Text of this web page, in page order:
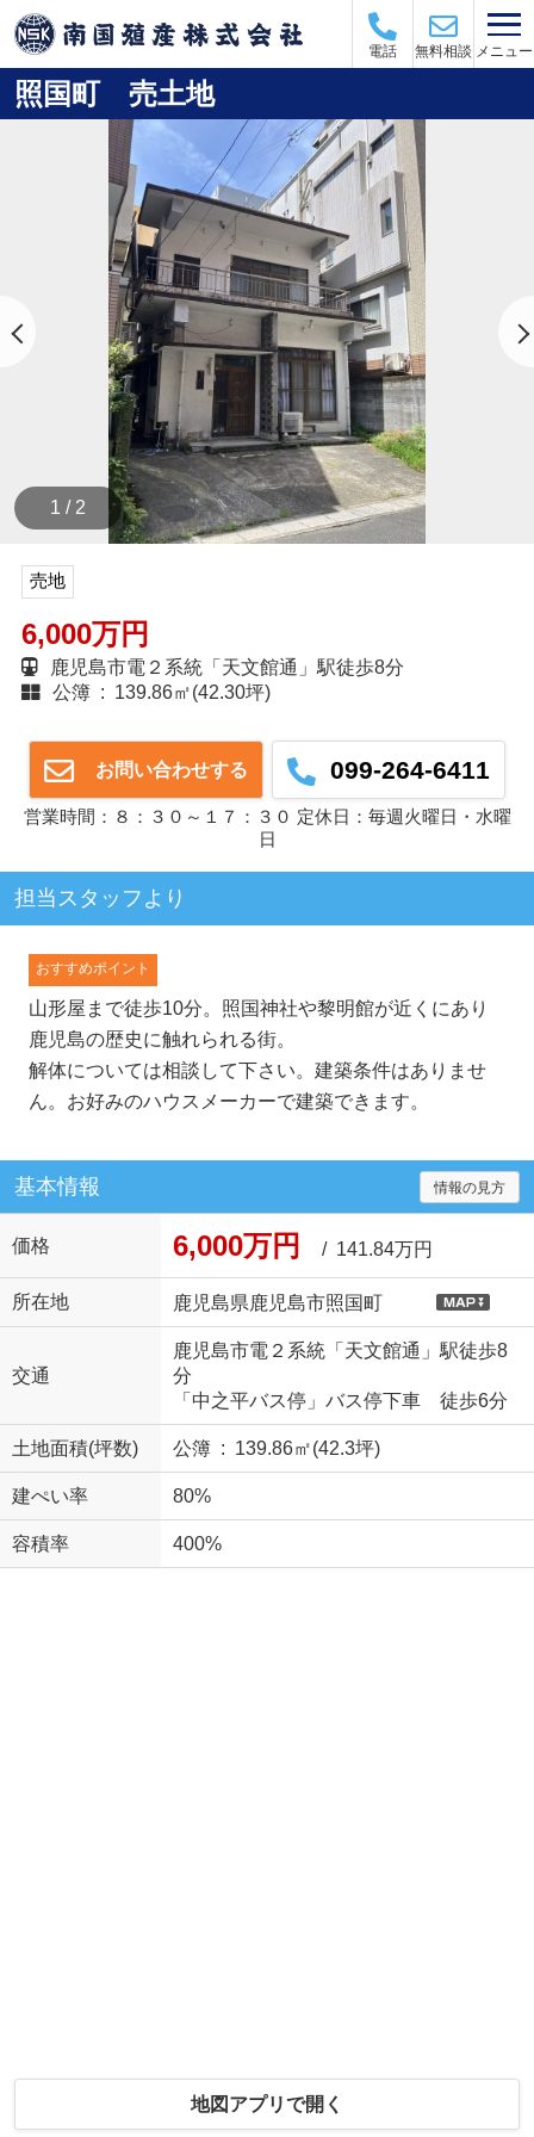
電話 無料相談 メニュー
照国町 売土地
1 / 2
売地
6,000万円
鹿児島市電２系統「天文館通」駅徒歩8分
公簿 : 139.86㎡(42.30坪)
お問い合わせする 099-264-6411
営業時間：８：３０～１７：３０ 定休日：毎週火曜日・水曜
日
担当スタッフより
おすすめポイント
山形屋まで徒歩10分。照国神社や黎明館が近くにあり
鹿児島の歴史に触れられる街。
解体については相談して下さい。建築条件はありませ
ん。お好みのハウスメーカーで建築できます。
基本情報 情報の見方
価格 6,000万円 / 141.84万円
所在地 鹿児島県鹿児島市照国町
交通
鹿児島市電２系統「天文館通」駅徒歩8
分
「中之平バス停」バス停下車 徒歩6分
土地面積(坪数) 公簿 : 139.86㎡(42.3坪)
建ぺい率 80%
容積率 400%
地図アプリで開く